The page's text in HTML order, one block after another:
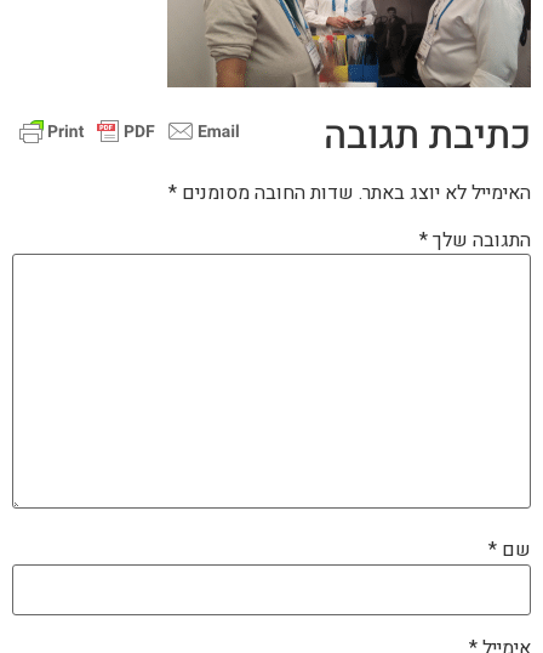
כתיבת תגובה
האימייל לא יוצג באתר. שדות החובה מסומנים *
התגובה שלך*
שם *